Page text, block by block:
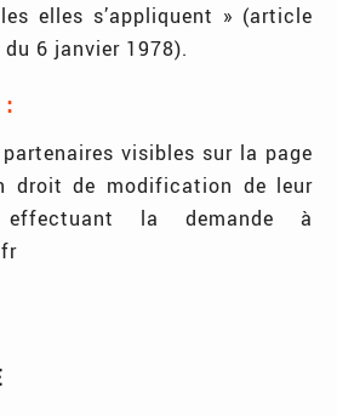
elles s’appliquent » (article
6 janvier 1978).
:
visibles sur la page
droit de modification de leur
la demande à